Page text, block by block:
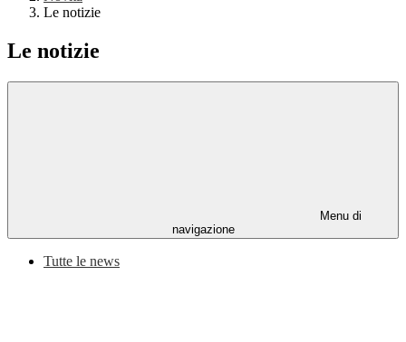
Le notizie
Le notizie
Menu di
navigazione
Tutte le news